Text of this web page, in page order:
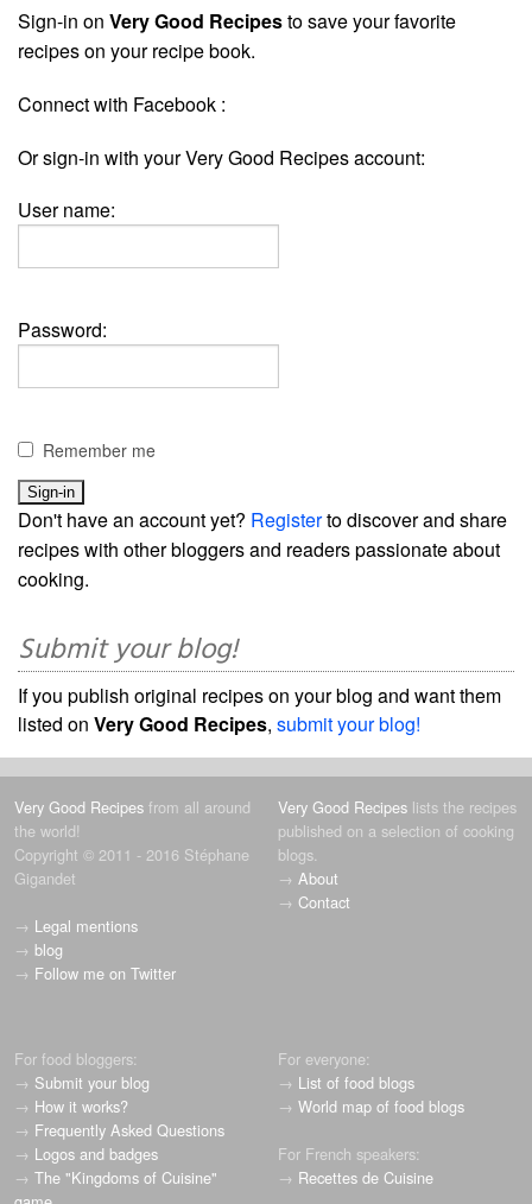
Sign-in on Very Good Recipesto save your favorite
recipes on your recipe book.
Connect with Facebook :
Or sign-in with your Very Good Recipes account:
User name:
Password:
Remember me
Don't have an account yet? Registerto discover and share
recipes with other bloggers and readers passionate about
cooking.
Submit your blog!
If you publish original recipes on your blog and want them
listed on Very Good Recipes, submit your blog!
Very Good Recipes from all around
the world!
Copyright © 2011 - 2016 Stéphane
Gigandet
→ Legal mentions
→ blog
→ Follow me on Twitter
Very Good Recipes lists the recipes
published on a selection of cooking
blogs.
→ About
→ Contact
For food bloggers:
→ Submit your blog
→ How it works?
→ Frequently Asked Questions
→ Logos and badges
→ The "Kingdoms of Cuisine"
For everyone:
→ List of food blogs
→ World map of food blogs
For French speakers:
→ Recettes de Cuisine